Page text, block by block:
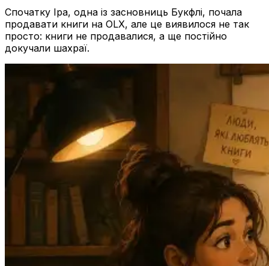
Спочатку Іра, одна із засновниць Букфлі, почала
продавати книги на OLX, але це виявилося не так
просто: книги не продавалися, а ще постійно
докучали шахраї.